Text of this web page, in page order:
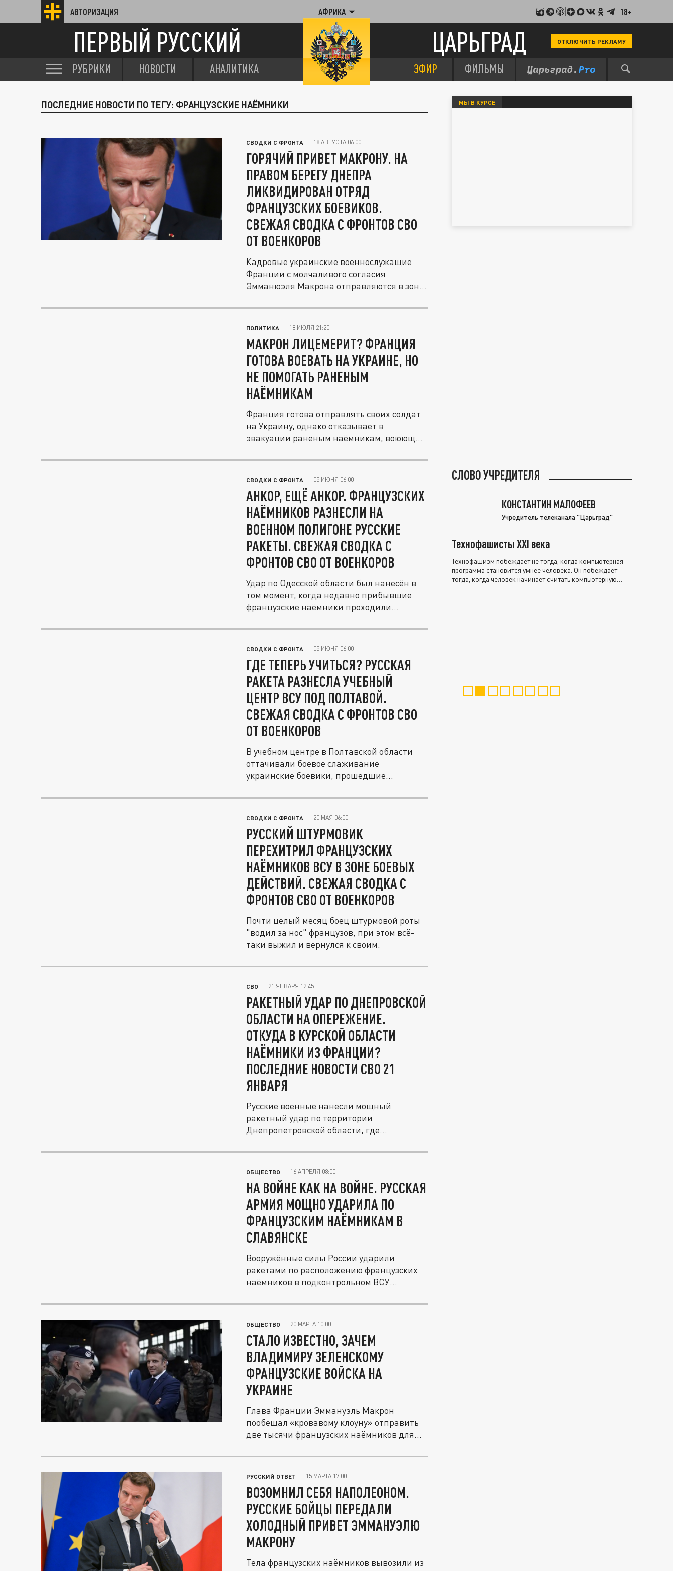
АВТОРИЗАЦИЯ АФРИКА 18+
ПЕРВЫЙ РУССКИЙ ЦАРЬГРАД ОТКЛЮЧИТЬ РЕКЛАМУ
РУБРИКИ НОВОСТИ АНАЛИТИКА ЭФИР ФИЛЬМЫ
ПОСЛЕДНИЕ НОВОСТИ ПО ТЕГУ: ФРАНЦУЗСКИЕ НАЁМНИКИ
СВОДКИ С ФРОНТА 18 АВГУСТА 06:00
ГОРЯЧИЙ ПРИВЕТ МАКРОНУ. НА
ПРАВОМ БЕРЕГУ ДНЕПРА
ЛИКВИДИРОВАН ОТРЯД
ФРАНЦУЗСКИХ БОЕВИКОВ.
СВЕЖАЯ СВОДКА С ФРОНТОВ СВО
ОТ ВОЕНКОРОВ
Кадровые украинские военнослужащие
Франции с молчаливого согласия
Эмманюэля Макрона отправляются в зону
ПОЛИТИКА 18 ИЮЛЯ 21:20
МАКРОН ЛИЦЕМЕРИТ? ФРАНЦИЯ
ГОТОВА ВОЕВАТЬ НА УКРАИНЕ, НО
НЕ ПОМОГАТЬ РАНЕНЫМ
НАЁМНИКАМ
Франция готова отправлять своих солдат
на Украину, однако отказывает в
эвакуации раненым наёмникам, воюющим
СВОДКИ С ФРОНТА 05 ИЮНЯ 06:00
АНКОР, ЕЩЁ АНКОР. ФРАНЦУЗСКИХ
НАЁМНИКОВ РАЗНЕСЛИ НА
ВОЕННОМ ПОЛИГОНЕ РУССКИЕ
РАКЕТЫ. СВЕЖАЯ СВОДКА С
ФРОНТОВ СВО ОТ ВОЕНКОРОВ
Удар по Одесской области был нанесён в
том момент, когда недавно прибывшие
французские наёмники проходили...
СВОДКИ С ФРОНТА 05 ИЮНЯ 06:00
ГДЕ ТЕПЕРЬ УЧИТЬСЯ? РУССКАЯ
РАКЕТА РАЗНЕСЛА УЧЕБНЫЙ
ЦЕНТР ВСУ ПОД ПОЛТАВОЙ.
СВЕЖАЯ СВОДКА С ФРОНТОВ СВО
ОТ ВОЕНКОРОВ
В учебном центре в Полтавской области
оттачивали боевое слаживание
украинские боевики, прошедшие
СВОДКИ С ФРОНТА 20 МАЯ 06:00
РУССКИЙ ШТУРМОВИК
ПЕРЕХИТРИЛ ФРАНЦУЗСКИХ
НАЁМНИКОВ ВСУ В ЗОНЕ БОЕВЫХ
ДЕЙСТВИЙ. СВЕЖАЯ СВОДКА С
ФРОНТОВ СВО ОТ ВОЕНКОРОВ
Почти целый месяц боец штурмовой роты
"водил за нос" французов, при этом всё-
таки выжил и вернулся к своим.
СВО 21 ЯНВАРЯ 12:45
РАКЕТНЫЙ УДАР ПО ДНЕПРОВСКОЙ
ОБЛАСТИ НА ОПЕРЕЖЕНИЕ.
ОТКУДА В КУРСКОЙ ОБЛАСТИ
НАЁМНИКИ ИЗ ФРАНЦИИ?
ПОСЛЕДНИЕ НОВОСТИ СВО 21
ЯНВАРЯ
Русские военные нанесли мощный
ракетный удар по территории
Днепропетровской области, где
ОБЩЕСТВО 16 АПРЕЛЯ 08:00
НА ВОЙНЕ КАК НА ВОЙНЕ. РУССКАЯ
АРМИЯ МОЩНО УДАРИЛА ПО
ФРАНЦУЗСКИМ НАЁМНИКАМ В
СЛАВЯНСКЕ
Вооружённые силы России ударили
ракетами по расположению французских
наёмников в подконтрольном ВСУ
ОБЩЕСТВО 20 МАРТА 10:00
СТАЛО ИЗВЕСТНО, ЗАЧЕМ
ВЛАДИМИРУ ЗЕЛЕНСКОМУ
ФРАНЦУЗСКИЕ ВОЙСКА НА
УКРАИНЕ
Глава Франции Эммануэль Макрон
пообещал «кровавому клоуну» отправить
две тысячи французских наёмников для...
РУССКИЙ ОТВЕТ 15 МАРТА 17:00
ВОЗОМНИЛ СЕБЯ НАПОЛЕОНОМ.
РУССКИЕ БОЙЦЫ ПЕРЕДАЛИ
ХОЛОДНЫЙ ПРИВЕТ ЭММАНУЭЛЮ
МАКРОНУ
Тела французских наёмников вывозили из
МЫ В КУРСЕ
СЛОВО УЧРЕДИТЕЛЯ
КОНСТАНТИН МАЛОФЕЕВ
Учредитель телеканала "Царьград"
Технофашисты XXI века
Технофашизм побеждает не тогда, когда компьютерная
программа становится умнее человека. Он побеждает
тогда, когда человек начинает считать компьютерную